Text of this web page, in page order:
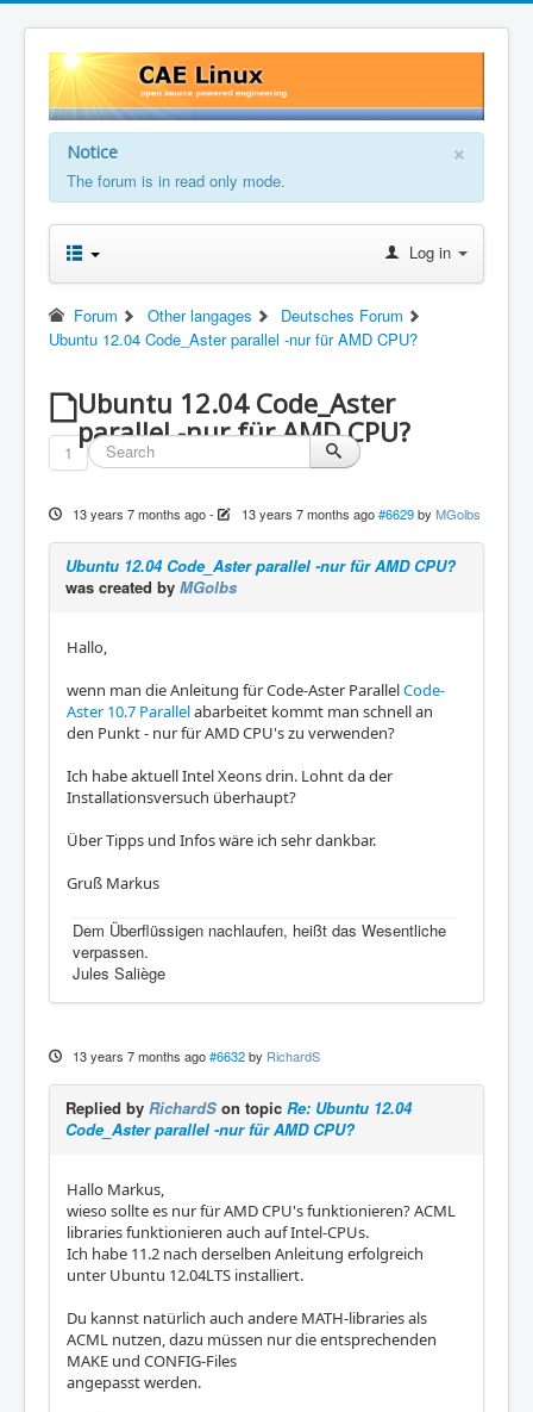
×
Notice
The forum is in read only mode.
Log in
Forum Other langages
Deutsches Forum
Ubuntu 12.04 Code_Aster parallel -nur für AMD CPU?
Ubuntu 12.04 Code_Aster
parallel -nur für AMD CPU?
1
13 years 7 months ago- 13 years 7 months ago #6629 by MGolbs
Ubuntu 12.04 Code_Aster parallel -nur für AMD CPU?
was created by MGolbs
Hallo,
wenn man die Anleitung für Code-Aster ParallelCode-
Aster 10.7 Parallelabarbeitet kommt man schnell an
den Punkt - nur für AMD CPU's zu verwenden?
Ich habe aktuell Intel Xeons drin. Lohnt da der
Installationsversuch überhaupt?
Über Tipps und Infos wäre ich sehr dankbar.
Gruß Markus
Dem Überflüssigen nachlaufen, heißt das Wesentliche
verpassen.
Jules Saliège
13 years 7 months ago #6632 by RichardS
Replied by RichardS on topic Re: Ubuntu 12.04
Code_Aster parallel -nur für AMD CPU?
Hallo Markus,
wieso sollte es nur für AMD CPU's funktionieren? ACML
libraries funktionieren auch auf Intel-CPUs.
Ich habe 11.2 nach derselben Anleitung erfolgreich
unter Ubuntu 12.04LTS installiert.
Du kannst natürlich auch andere MATH-libraries als
ACML nutzen, dazu müssen nur die entsprechenden
MAKE und CONFIG-Files
angepasst werden.